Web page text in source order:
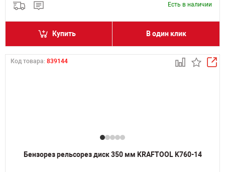
Есть в наличии
Купить В один клик
Код товара: 839144
Бензорез рельсорез диск 350 мм KRAFTOOL K760-14